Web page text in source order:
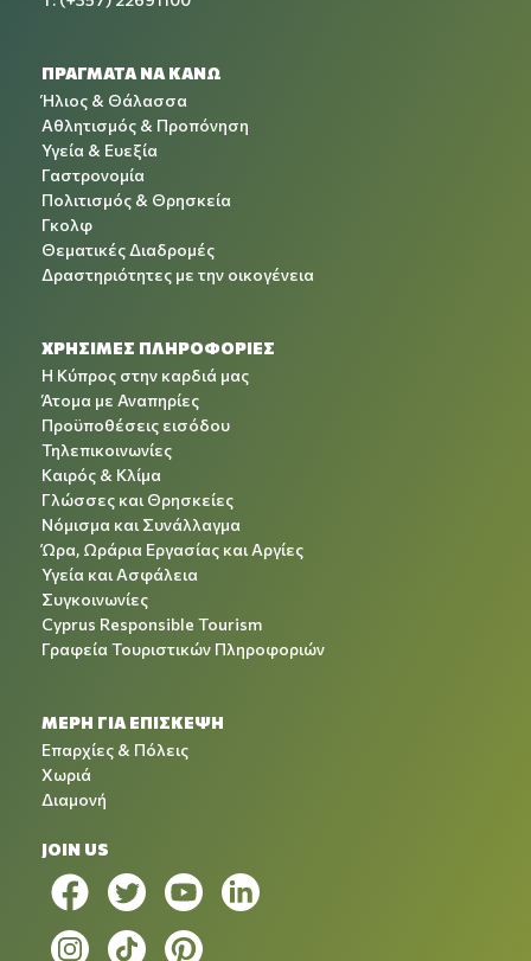
ΠΡΑΓΜΑΤΑ ΝΑ ΚΑΝΩ
Ήλιος & Θάλασσα
Αθλητισμός & Προπόνηση
Υγεία & Ευεξία
Γαστρονομία
Πολιτισμός & Θρησκεία
Γκολφ
Θεματικές Διαδρομές
Δραστηριότητες με την οικογένεια
ΧΡΉΣΙΜΕΣ ΠΛΗΡΟΦΟΡΊΕΣ
Η Κύπρος στην καρδιά μας
Άτομα με Αναπηρίες
Προϋποθέσεις εισόδου
Τηλεπικοινωνίες
Καιρός & Κλίμα
Γλώσσες και Θρησκείες
Νόμισμα και Συνάλλαγμα
Ώρα, Ωράρια Εργασίας και Αργίες
Υγεία και Ασφάλεια
Συγκοινωνίες
Cyprus Responsible Tourism
Γραφεία Τουριστικών Πληροφοριών
ΜΕΡΗ ΓΙΑ ΕΠΙΣΚΕΨΗ
Επαρχίες & Πόλεις
Χωριά
Διαμονή
JOIN US